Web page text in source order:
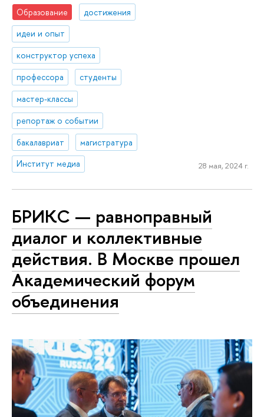
Образование
достижения
идеи и опыт
конструктор успеха
профессора
студенты
мастер-классы
репортаж о событии
бакалавриат
магистратура
Институт медиа
28 мая, 2024 г.
БРИКС — равноправный
диалог и коллективные
действия. В Москве прошел
Академический форум
объединения